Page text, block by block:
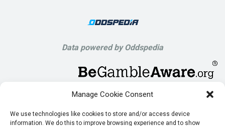
Manage Cookie Consent
We use technologies like cookies to store and/or access device
information. We do this to improve browsing experience and to show
Data powered by Oddspedia